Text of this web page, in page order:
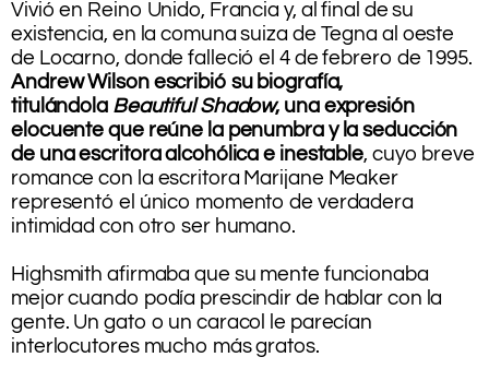
Vivió en Reino Unido, Francia y, al final de su
existencia, en la comuna suiza de Tegna al oeste
de Locarno, donde falleció el 4 de febrero de 1995.
Andrew Wilson escribió su biografía,
titulándola Beautiful Shadow, una expresión
elocuente que reúne la penumbra y la seducción
de una escritora alcohólica e inestable, cuyo breve
romance con la escritora Marijane Meaker
representó el único momento de verdadera
intimidad con otro ser humano.
Highsmith afirmaba que su mente funcionaba
mejor cuando podía prescindir de hablar con la
gente. Un gato o un caracol le parecían
interlocutores mucho más gratos.